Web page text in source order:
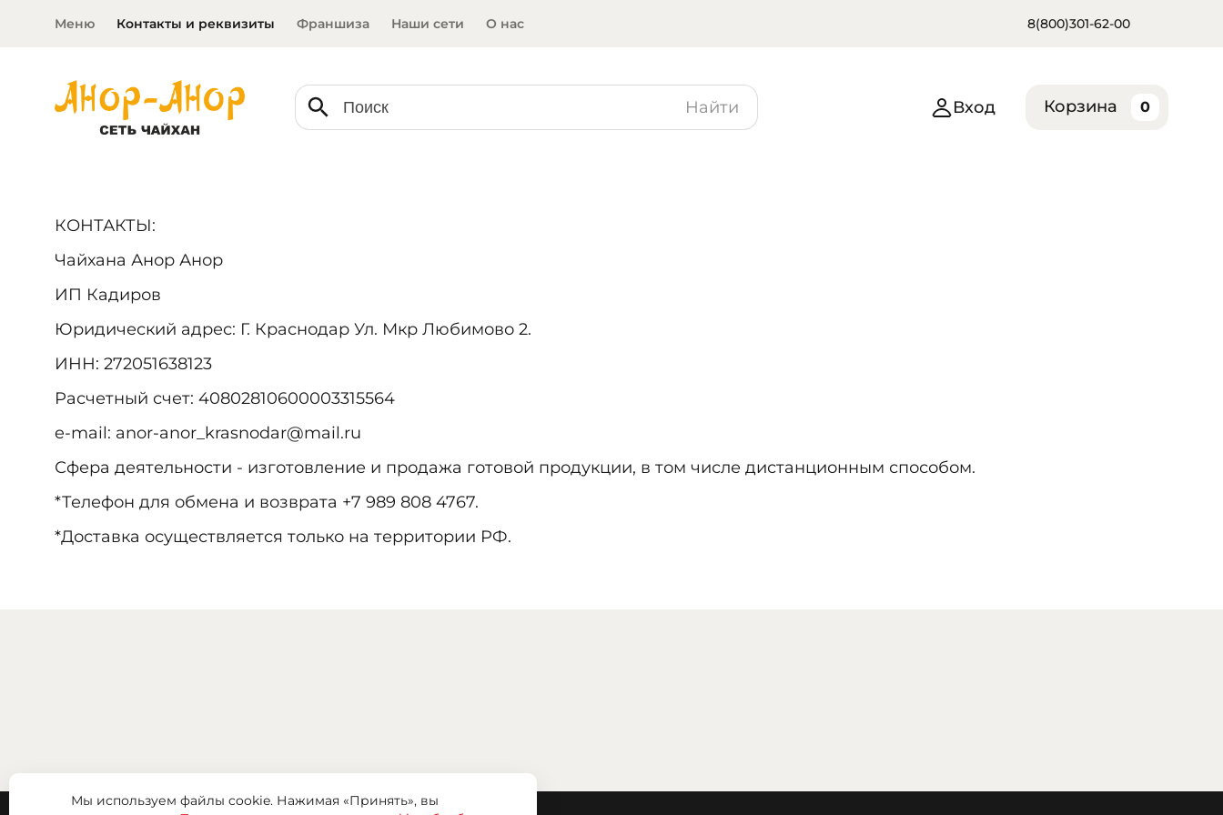
Меню Контакты и реквизиты Франшиза Наши сети О нас 8(800)301-62-00
Найти Вход Корзина 0
КОНТАКТЫ:
Чайхана Анор Анор
ИП Кадиров
Юридический адрес: Г. Краснодар Ул. Мкр Любимово 2.
ИНН: 272051638123
Расчетный счет: 40802810600003315564
e-mail: anor-anor_krasnodar@mail.ru
Сфера деятельности - изготовление и продажа готовой продукции, в том числе дистанционным способом.
*Телефон для обмена и возврата +7 989 808 4767.
*Доставка осуществляется только на территории РФ.
Мы используем файлы cookie. Нажимая «Принять», вы